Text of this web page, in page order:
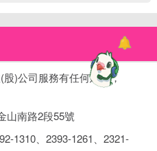
)公司服務有任何建議，
山南路2段55號
1310、2393-1261、2321-